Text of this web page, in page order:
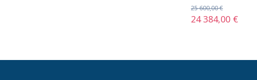
25 600,00 €
24 384,00 €